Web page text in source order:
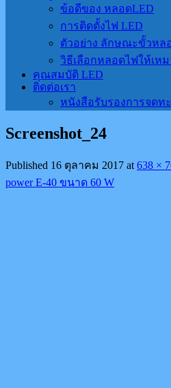
ข้อดีของ หลอดLED
การติดตั้งไฟ LED
ตัวอย่าง ลักษณะขั้วหล
วิธีเลือกหลอดไฟให้เห
คุณสมบัติ LED
ติดต่อเรา
หนังสือรับรองการจดท
Screenshot_24
Published 16 ตุลาคม 2017 at 638 ×
power E-40 ขนาด 60 W